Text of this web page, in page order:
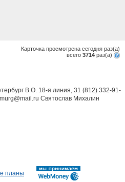
Карточка просмотрена сегодня раз(a)
всего 3714 раз(a)
В.О. 18-я линия, 31 (812) 332-91-
Святослав Михалин
планы